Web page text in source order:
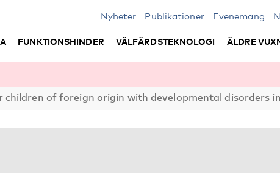
Nyheter Publikationer Evenemang
FUNKTIONSHINDER VÄLFÄRDSTEKNOLOGI ÄLDRE
children of foreign origin with developmental disorders